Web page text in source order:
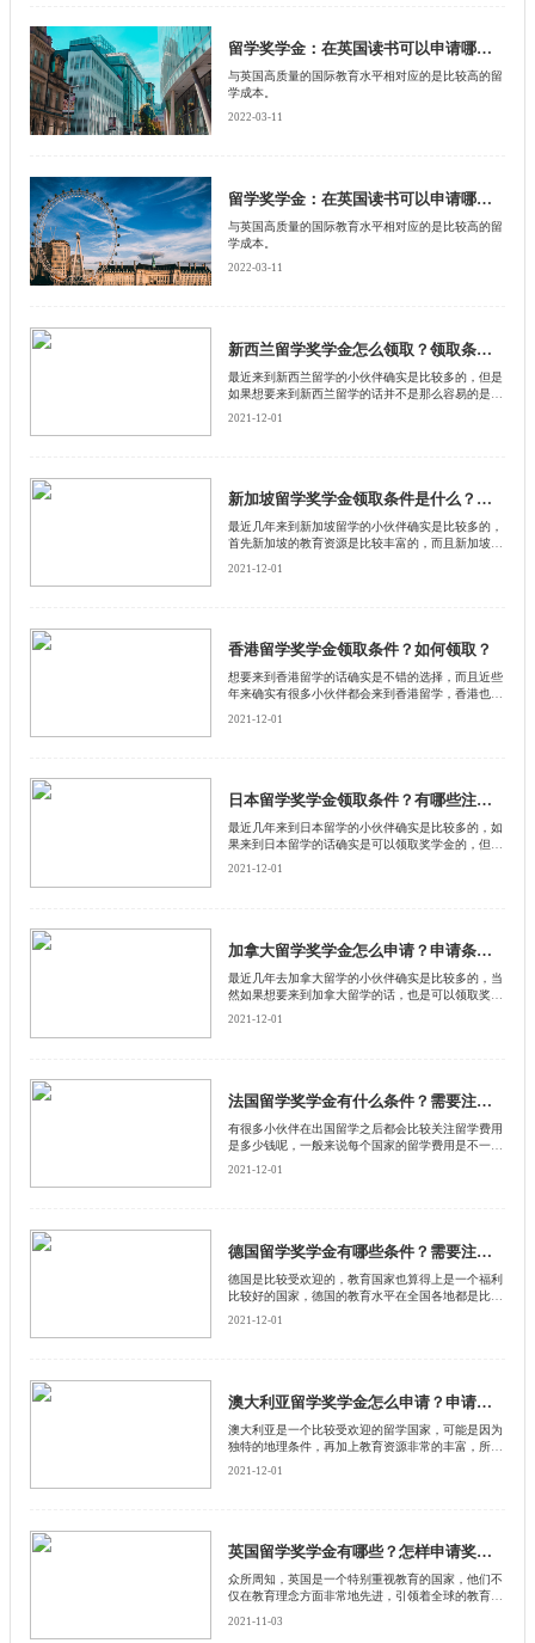
奖学金的申领时间。
留学奖学金：在英国读书可以申请哪些奖学金？【下】
与英国高质量的国际教育水平相对应的是比较高的留
学成本。
2022-03-11
留学奖学金：在英国读书可以申请哪些奖学金？【上】
与英国高质量的国际教育水平相对应的是比较高的留
学成本。
2022-03-11
新西兰留学奖学金怎么领取？领取条件是什么？
最近来到新西兰留学的小伙伴确实是比较多的，但是
如果想要来到新西兰留学的话并不是那么容易的是有
2021-12-01
新加坡留学奖学金领取条件是什么？如何领取奖学金
最近几年来到新加坡留学的小伙伴确实是比较多的，
首先新加坡的教育资源是比较丰富的，而且新加坡的
2021-12-01
香港留学奖学金领取条件？如何领取？
​想要来到香港留学的话确实是不错的选择，而且近些
年来确实有很多小伙伴都会来到香港留学，香港也是
的高，所以一部分的小伙伴来到香港留学的话想要领
2021-12-01
日本留学奖学金领取条件？有哪些注意事项？
​最近几年来到日本留学的小伙伴确实是比较多的，如
果来到日本留学的话确实是可以领取奖学金的，但是
2021-12-01
加拿大留学奖学金怎么申请？申请条件是什么？
​最近几年去加拿大留学的小伙伴确实是比较多的，当
然如果想要来到加拿大留学的话，也是可以领取奖学
2021-12-01
法国留学奖学金有什么条件？需要注意什么？
​有很多小伙伴在出国留学之后都会比较关注留学费用
是多少钱呢，一般来说每个国家的留学费用是不一样
2021-12-01
德国留学奖学金有哪些条件？需要注意什么？
​德国是比较受欢迎的，教育国家也算得上是一个福利
比较好的国家，德国的教育水平在全国各地都是比较
2021-12-01
澳大利亚留学奖学金怎么申请？申请条件是什么？
澳大利亚是一个比较受欢迎的留学国家，可能是因为
独特的地理条件，再加上教育资源非常的丰富，所以
2021-12-01
英国留学奖学金有哪些？怎样申请奖学金？
众所周知，英国是一个特别重视教育的国家，他们不
仅在教育理念方面非常地先进，引领着全球的教育，
2021-11-03